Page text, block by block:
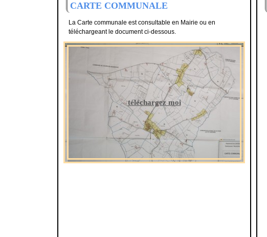
CARTE COMMUNALE
La Carte communale est consultable en Mairie ou en
téléchargeant le document ci-dessous.
téléchargez moi